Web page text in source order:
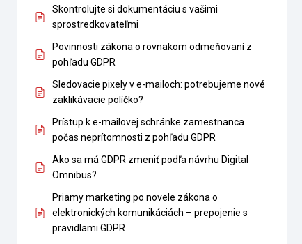
Skontrolujte si dokumentáciu s vašimi
sprostredkovateľmi
Povinnosti zákona o rovnakom odmeňovaní z
pohľadu GDPR
Sledovacie pixely v e-mailoch: potrebujeme nové
zaklikávacie políčko?
Prístup k e-mailovej schránke zamestnanca
počas neprítomnosti z pohľadu GDPR
Ako sa má GDPR zmeniť podľa návrhu Digital
Omnibus?
Priamy marketing po novele zákona o
elektronických komunikáciách – prepojenie s
pravidlami GDPR